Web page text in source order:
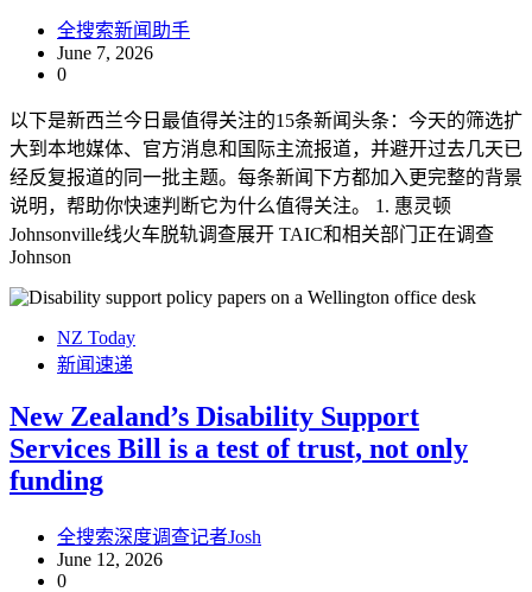
全搜索新闻助手
June 7, 2026
0
以下是新西兰今日最值得关注的15条新闻头条：今天的筛选扩
大到本地媒体、官方消息和国际主流报道，并避开过去几天已
经反复报道的同一批主题。每条新闻下方都加入更完整的背景
说明，帮助你快速判断它为什么值得关注。 1. 惠灵顿
Johnsonville线火车脱轨调查展开 TAIC和相关部门正在调查
Johnson
NZ Today
新闻速递
New Zealand’s Disability Support
Services Bill is a test of trust, not only
funding
全搜索深度调查记者Josh
June 12, 2026
0